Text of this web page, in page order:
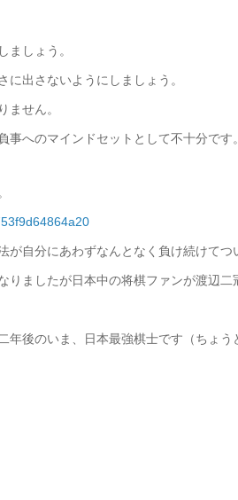
ましょう。
出さないようにしましょう。
ません。
へのマインドセットとして不十分です。
自分にあわずなんとなく負け続けてつ
ましたが日本中の将棋ファンが渡辺二
後のいま、日本最強棋士です（ちょ